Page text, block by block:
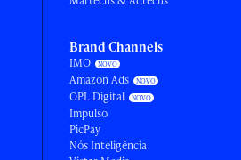
Brand Channels
IMO
Amazon Ads
OPL Digital
Impulso
PicPay
Nós Inteligência